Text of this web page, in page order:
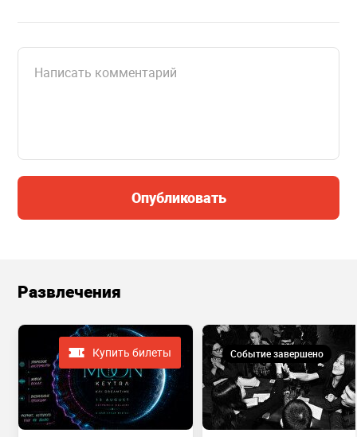
Опубликовать
Развлечения
Купить билеты Событие завершено